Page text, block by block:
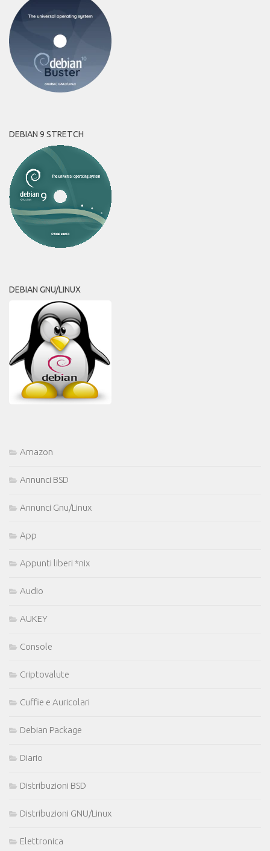
DEBIAN 9 STRETCH
DEBIAN GNU/LINUX
Amazon
Annunci BSD
Annunci Gnu/Linux
App
Appunti liberi *nix
Audio
AUKEY
Console
Criptovalute
Cuffie e Auricolari
Debian Package
Diario
Distribuzioni BSD
Distribuzioni GNU/Linux
Elettronica